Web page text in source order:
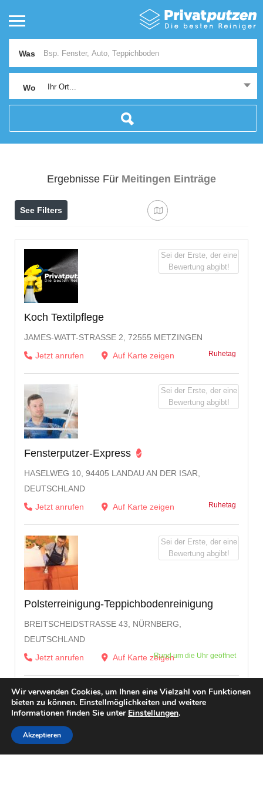
Was
Wo Ihr Ort...
Ergebnisse Für Meitingen Einträge
See Filters
Koch Textilpflege
JAMES-WATT-STRASSE 2, 72555 METZINGEN
Jetzt anrufen
Auf Karte zeigen Ruhetag
Sei der Erste, der eine
Bewertung abgibt!
Fensterputzer-Express
HASELWEG 10, 94405 LANDAU AN DER ISAR,
DEUTSCHLAND
Jetzt anrufen
Auf Karte zeigen Ruhetag
Sei der Erste, der eine
Bewertung abgibt!
Polsterreinigung-Teppichbodenreinigung
BREITSCHEIDSTRASSE 43, NÜRNBERG, D
EUTSCHLAND
Jetzt anrufen
Auf Karte zeigenRund um die Uhr geöffnet
Sei der Erste, der eine
Bewertung abgibt!
Wir verwenden Cookies, um Ihnen eine Vielzahl von Funktionen
bieten zu können. Einstellmöglichkeiten und weitere
Informationen finden Sie unter Einstellungen.
Akzeptieren